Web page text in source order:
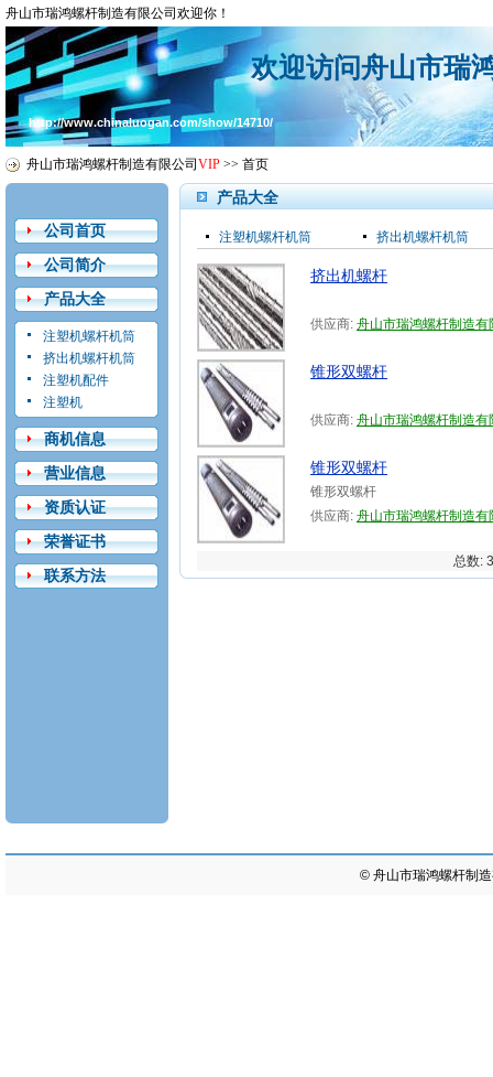
舟山市瑞鸿螺杆制造有限公司欢迎你！
欢迎访问舟山市瑞
http://www.chinaluogan.com/show/14710/
舟山市瑞鸿螺杆制造有限公司 VIP >> 首页
公司首页
公司简介
产品大全
注塑机螺杆机筒
挤出机螺杆机筒
注塑机配件
注塑机
商机信息
营业信息
资质认证
荣誉证书
联系方法
产品大全
注塑机螺杆机筒 挤出机螺杆机筒
挤出机螺杆
供应商: 舟山市瑞鸿螺杆制造有
锥形双螺杆
供应商: 舟山市瑞鸿螺杆制造有
锥形双螺杆
锥形双螺杆
供应商: 舟山市瑞鸿螺杆制造有
总数:
© 舟山市瑞鸿螺杆制